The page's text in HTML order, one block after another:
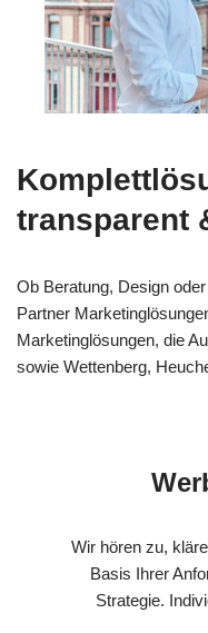
transparent
Ob Beratung, Design
Partner
Marketinglösungen, die
sowie Wettenberg,
Wir hören zu,
Basis Ihrer
Strategie.